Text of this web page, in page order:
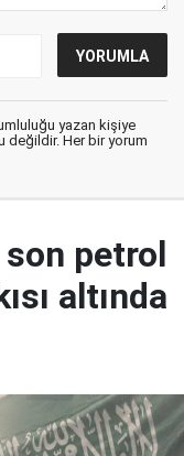
yazan kişiye
değildir. Her bir yorum
son petrol
altında